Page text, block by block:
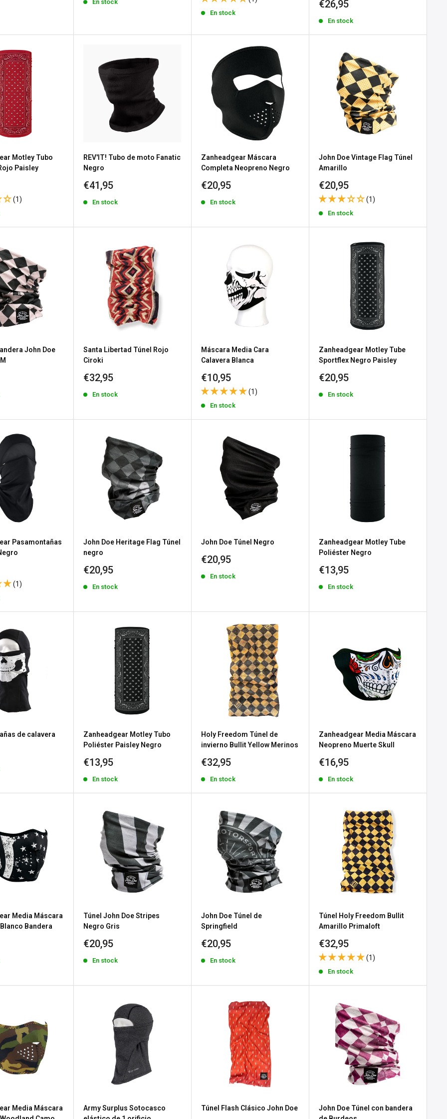
venta
En stock
venta
En stock
Precio
venta
€26,95
En stock
Motley Tubo
Paisley
(1)
REV'IT! Tubo de moto Fanatic
Negro
Precio
venta
€41,95
En stock
Zanheadgear Máscara
Completa Neopreno Negro
Precio
venta
€20,95
En stock
John Doe Vintage Flag Túnel
Amarillo
Precio
de
venta
€20,95
(1)
En stock
John Doe
Santa Libertad Túnel Rojo
Ciroki
Precio
venta
€32,95
En stock
Máscara Media Cara
Calavera Blanca
Precio
de
venta
€10,95
(1)
En stock
Zanheadgear Motley Tube
Sportflex Negro Paisley
Precio
venta
€20,95
En stock
Pasamontañas
(1)
John Doe Heritage Flag Túnel
negro
Precio
venta
€20,95
En stock
John Doe Túnel Negro
Precio
venta
€20,95
En stock
Zanheadgear Motley Tube
Poliéster Negro
Precio
venta
€13,95
En stock
de calavera
Zanheadgear Motley Tubo
Poliéster Paisley Negro
Precio
venta
€13,95
En stock
Holy Freedom Túnel de
invierno Bullit Yellow Merinos
Precio
venta
€32,95
En stock
Zanheadgear Media Máscara
Neopreno Muerte Skull
Precio
venta
€16,95
En stock
Media Máscara
Bandera
Túnel John Doe Stripes
Negro Gris
Precio
venta
€20,95
En stock
John Doe Túnel de
Springfield
Precio
venta
€20,95
En stock
Túnel Holy Freedom Bullit
Amarillo Primaloft
Precio
de
venta
€32,95
(1)
En stock
Media Máscara
Army Surplus Sotocasco
Túnel Flash Clásico John Doe
John Doe Túnel con bandera